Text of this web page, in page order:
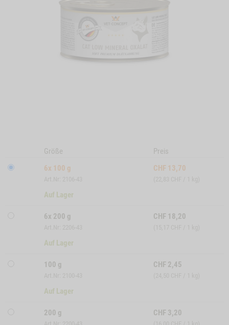
Größe
Preis
6x 100 g
CHF 13,70
Auf Lager
6x 200 g CHF 18,20
Auf Lager
100 g CHF 2,45
Auf Lager
200 g CHF 3,20